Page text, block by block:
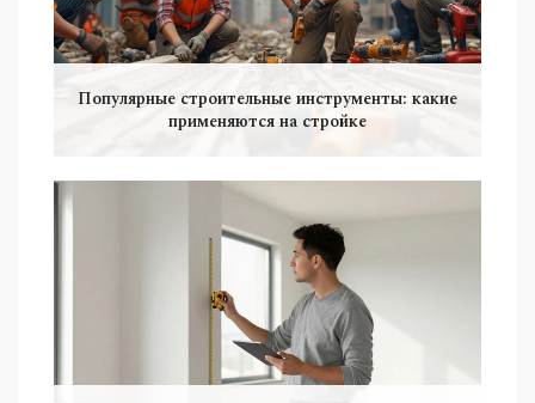
Популярные строительные инструменты: какие
применяются на стройке